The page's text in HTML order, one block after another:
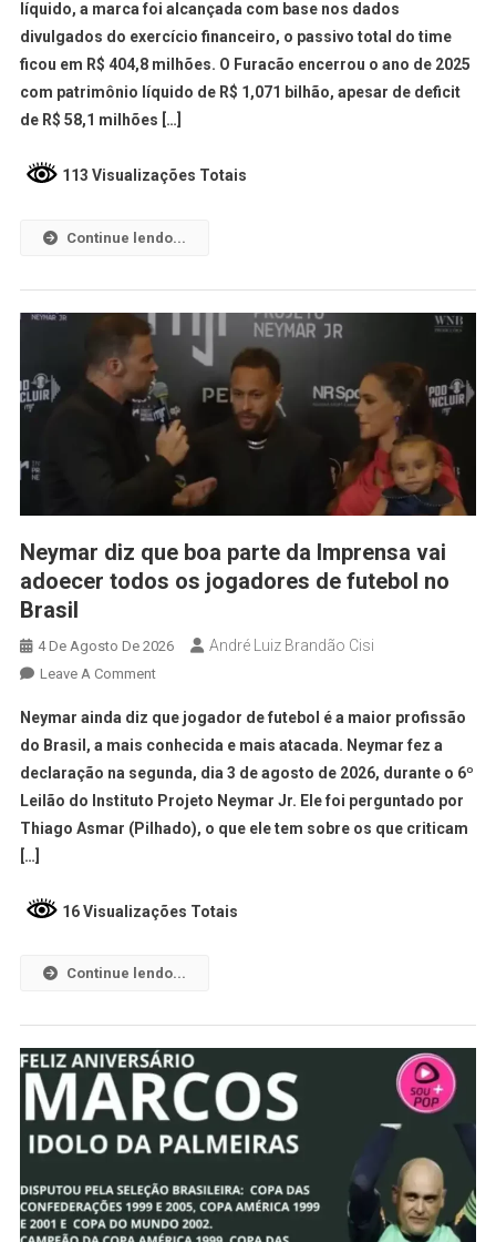
líquido, a marca foi alcançada com base nos dados
divulgados do exercício financeiro, o passivo total do time
ficou em R$ 404,8 milhões. O Furacão encerrou o ano de 2025
com patrimônio líquido de R$ 1,071 bilhão, apesar de deficit
de R$ 58,1 milhões […]
113 Visualizações Totais
Continue lendo...
Neymar diz que boa parte da Imprensa vai
adoecer todos os jogadores de futebol no
Brasil
4 De Agosto De 2026 André Luiz Brandão Cisi
Leave A Comment
Neymar ainda diz que jogador de futebol é a maior profissão
do Brasil, a mais conhecida e mais atacada. Neymar fez a
declaração na segunda, dia 3 de agosto de 2026, durante o 6º
Leilão do Instituto Projeto Neymar Jr. Ele foi perguntado por
Thiago Asmar (Pilhado), o que ele tem sobre os que criticam
[…]
16 Visualizações Totais
Continue lendo...